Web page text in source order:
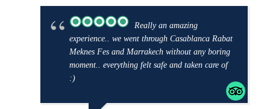
Really an amazing
experience.. we went through Casablanca Rabat
Meknes Fes and Marrakech without any boring
moment.. everything felt safe and taken care of
:)